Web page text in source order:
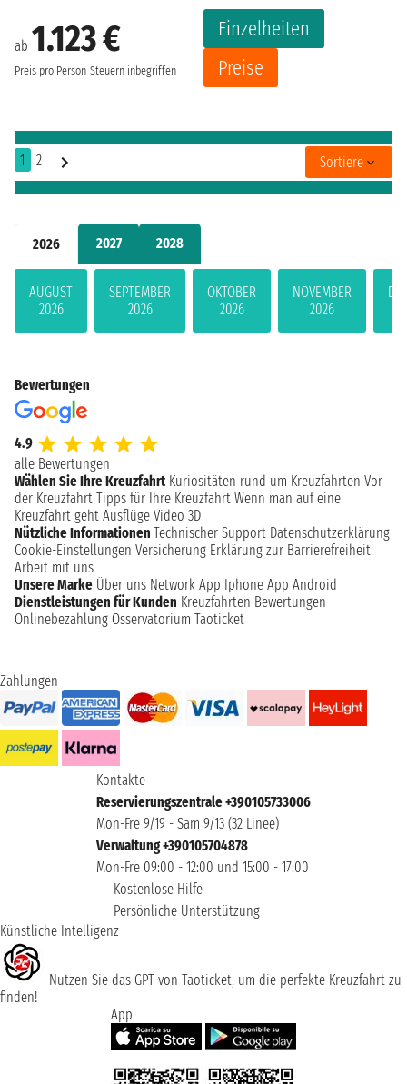
2026 2027 2028
AUGUST
2026
SEPTEMBER
2026
OKTOBER
2026
NOVEMBER
2026
ab 1.123 €
Preis pro Person Steuern inbegriffen
Einzelheiten
Preise
1 2 Sortiere
Bewertungen
4.9
alle Bewertungen
Wählen Sie Ihre Kreuzfahrt Kuriositäten rund um Kreuzfahrten Vor
der Kreuzfahrt Tipps für Ihre Kreuzfahrt Wenn man auf eine
Kreuzfahrt geht Ausflüge Video 3D
Nützliche Informationen Technischer Support Datenschutzerklärung
Cookie-Einstellungen Versicherung Erklärung zur Barrierefreiheit
Arbeit mit uns
Unsere Marke Über uns Network App Iphone App Android
Dienstleistungen für Kunden Kreuzfahrten Bewertungen
Onlinebezahlung Osservatorium Taoticket
Zahlungen
Kontakte
Reservierungszentrale +390105733006
Mon-Fre 9/19 - Sam 9/13 (32 Linee)
Verwaltung +390105704878
Mon-Fre 09:00 - 12:00 und 15:00 - 17:00
Kostenlose Hilfe
Persönliche Unterstützung
Künstliche Intelligenz
Nutzen Sie das GPT von Taoticket, um die perfekte Kreuzfahrt zu
finden!
App